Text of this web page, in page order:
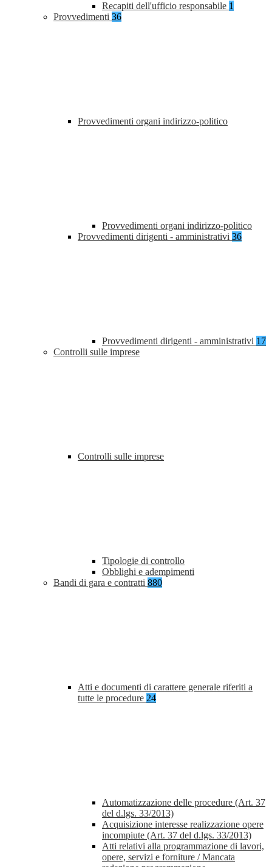
Recapiti dell'ufficio responsabile 1
Provvedimenti 36
Provvedimenti organi indirizzo-politico
Provvedimenti organi indirizzo-politico
Provvedimenti dirigenti - amministrativi 36
Provvedimenti dirigenti - amministrativi 17
Controlli sulle imprese
Controlli sulle imprese
Tipologie di controllo
Obblighi e adempimenti
Bandi di gara e contratti 880
Atti e documenti di carattere generale riferiti a
tutte le procedure 24
Automatizzazione delle procedure (Art. 37
del d.lgs. 33/2013)
Acquisizione interesse realizzazione opere
incompiute (Art. 37 del d.lgs. 33/2013)
Atti relativi alla programmazione di lavori,
opere, servizi e forniture / Mancata